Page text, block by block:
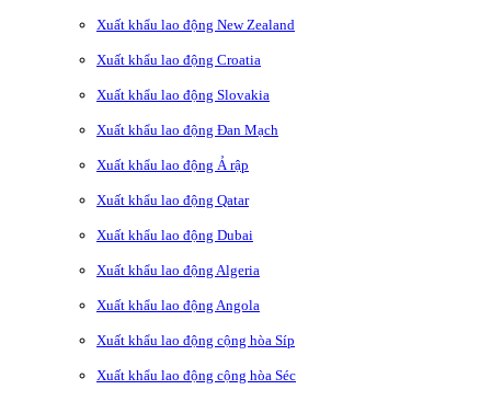
Xuất khẩu lao động New Zealand
Xuất khẩu lao động Croatia
Xuất khẩu lao động Slovakia
Xuất khẩu lao động Đan Mạch
Xuất khẩu lao động Ả rập
Xuất khẩu lao động Qatar
Xuất khẩu lao động Dubai
Xuất khẩu lao động Algeria
Xuất khẩu lao động Angola
Xuất khẩu lao động cộng hòa Síp
Xuất khẩu lao động cộng hòa Séc